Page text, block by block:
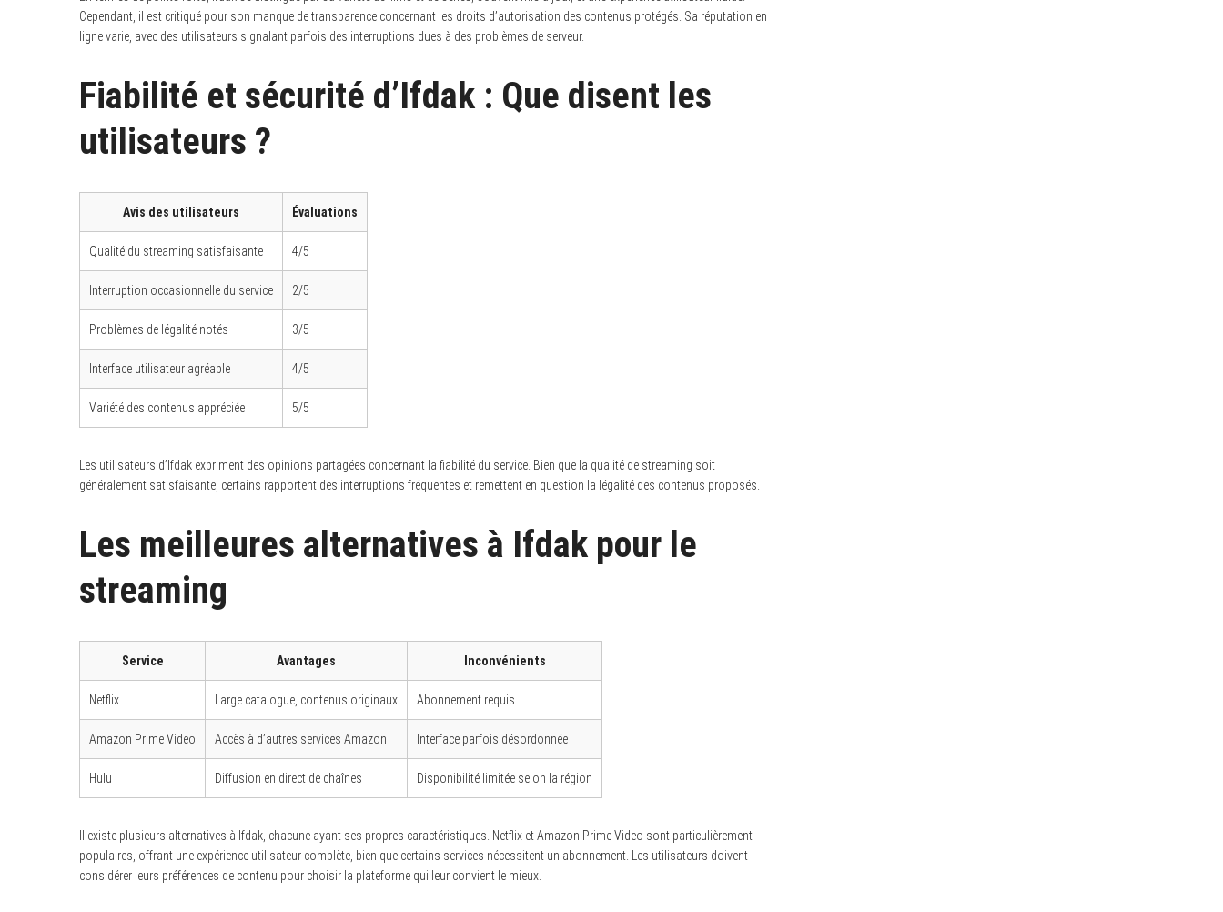
Cependant, il est critiqué pour son manque de transparence concernant les droits d’autorisation des contenus protégés. Sa réputation en
ligne varie, avec des utilisateurs signalant parfois des interruptions dues à des problèmes de serveur.
Fiabilité et sécurité d’Ifdak : Que disent les
utilisateurs ?
Avis des utilisateurs Évaluations
Qualité du streaming satisfaisante 4/5
Interruption occasionnelle du service 2/5
Problèmes de légalité notés 3/5
Interface utilisateur agréable 4/5
Variété des contenus appréciée 5/5
Les utilisateurs d’Ifdak expriment des opinions partagées concernant la fiabilité du service. Bien que la qualité de streaming soit
généralement satisfaisante, certains rapportent des interruptions fréquentes et remettent en question la légalité des contenus proposés.
Les meilleures alternatives à Ifdak pour le
streaming
Service Avantages Inconvénients
Netflix Large catalogue, contenus originaux Abonnement requis
Amazon Prime Video Accès à d’autres services Amazon Interface parfois désordonnée
Hulu Diffusion en direct de chaînes Disponibilité limitée selon la région
Il existe plusieurs alternatives à Ifdak, chacune ayant ses propres caractéristiques. Netflix et Amazon Prime Video sont particulièrement
populaires, offrant une expérience utilisateur complète, bien que certains services nécessitent un abonnement. Les utilisateurs doivent
considérer leurs préférences de contenu pour choisir la plateforme qui leur convient le mieux.
S
e
c
h
r